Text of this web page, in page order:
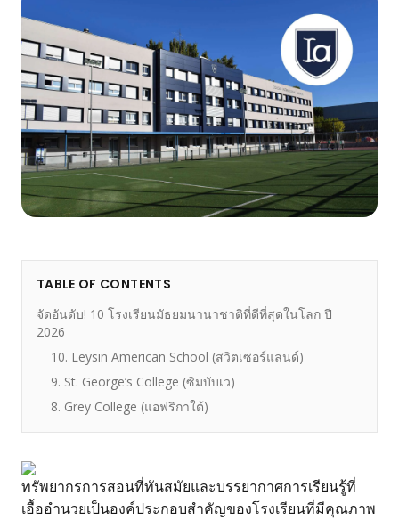
TABLE OF CONTENTS
จัดอันดับ! 10 โรงเรียนมัธยมนานาชาติที่ดีที่สุดในโลก ปี
2026
10. Leysin American School (สวิตเซอร์แลนด์)
9. St. George’s College (ซิมบับเว)
8. Grey College (แอฟริกาใต้)
ทรัพยากรการสอนที่ทันสมัยและบรรยากาศการเรียนรู้ที่
เอื้ออำนวยเป็นองค์ประกอบสำคัญของโรงเรียนที่มีคุณภาพ